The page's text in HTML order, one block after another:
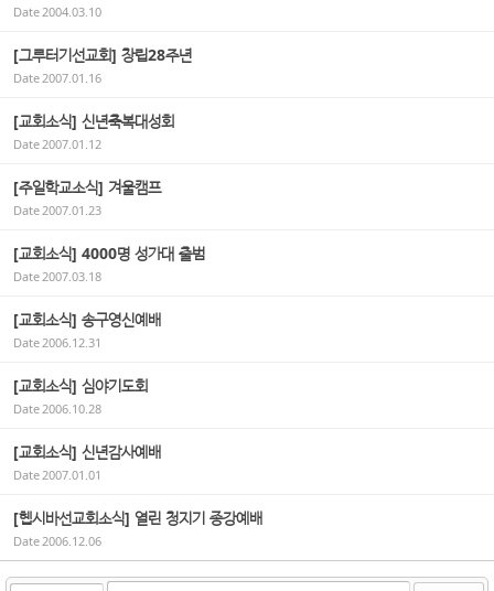
Date2004.03.10
[그루터기선교회] 창립28주년
Date2007.01.16
[교회소식] 신년축복대성회
Date2007.01.12
[주일학교소식] 겨울캠프
Date2007.01.23
[교회소식] 4000명 성가대 출범
Date2007.03.18
[교회소식] 송구영신예배
Date2006.12.31
[교회소식] 심야기도회
Date2006.10.28
[교회소식] 신년감사예배
Date2007.01.01
[헵시바선교회소식] 열린 청지기 종강예배
Date2006.12.06